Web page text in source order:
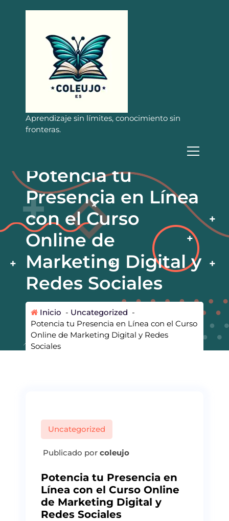
Aprendizaje sin límites, conocimiento sin
fronteras.
Potencia tu
Presencia en Línea
con el Curso
Online de
Marketing Digital y
Redes Sociales
Inicio - Uncategorized -
Potencia tu Presencia en Línea con el Curso
Online de Marketing Digital y Redes
Sociales
Uncategorized
Publicado por coleujo
Potencia tu Presencia en
Línea con el Curso Online
de Marketing Digital y
Redes Sociales